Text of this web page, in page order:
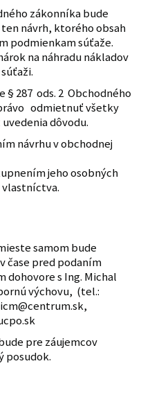
zákonníka bude
návrh, ktorého obsah
podmienkam súťaže.
na náhradu nákladov
§ 287 ods. 2 Obchodného
odmietnuť všetky
dôvodu.
návrhu v obchodnej
jeho osobných
vlastníctva.
samom bude
čase pred podaním
dohovore s Ing. Michal
výchovu, (tel.:
pre záujemcov
posudok.